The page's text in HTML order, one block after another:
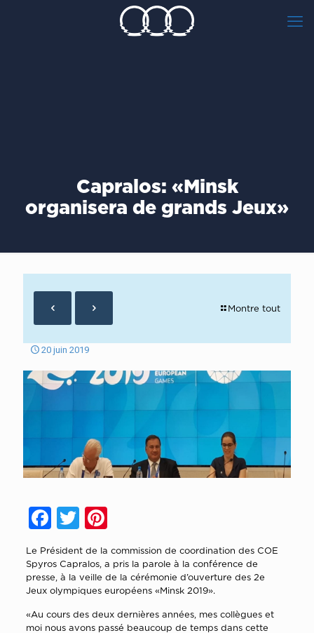
Capralos: «Μinsk
organisera de grands Jeux»
Montre tout
20 juin 2019
Facebook
TwitterPinterest
Le Président de la commission de coordination des COE
Spyros Capralos, a pris la parole à la conférence de
presse, à la veille de la cérémonie d’ouverture des 2e
Jeux olympiques européens «Minsk 2019».
«Au cours des deux dernières années, mes collègues et
moi nous avons passé beaucoup de temps dans cette